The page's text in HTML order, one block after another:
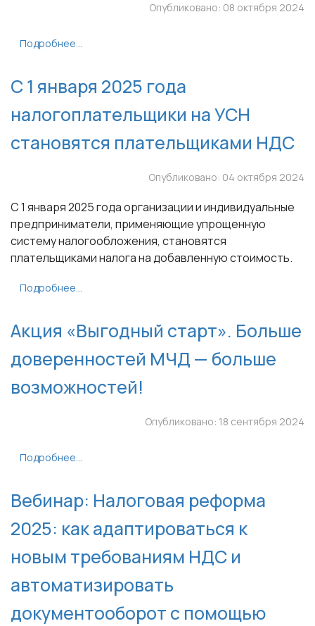
Опубликовано: 08 октября 2024
Подробнее...
С 1 января 2025 года
налогоплательщики на УСН
становятся плательщиками НДС
Опубликовано: 04 октября 2024
С 1 января 2025 года организации и индивидуальные
предприниматели, применяющие упрощенную
систему налогообложения, становятся
плательщиками налога на добавленную стоимость.
Подробнее...
Акция «Выгодный старт». Больше
доверенностей МЧД — больше
возможностей!
Опубликовано: 18 сентября 2024
Подробнее...
Вебинар: Налоговая реформа
2025: как адаптироваться к
новым требованиям НДС и
автоматизировать
документооборот с помощью